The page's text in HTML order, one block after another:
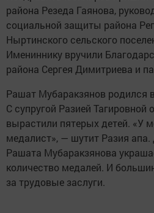
района Резеда Гаянова,
социальной защиты района
Ныртинского сельского
Имениннику вручили
района Сергея Димитриева и
Рашат Мубаракзянов родился
С супругой Разией Тагировной
вырастили пятерых детей. «У
медалист», — шутит Разия апа.
Рашата Мубаракзянова
количество медалей. И
за трудовые заслуги.